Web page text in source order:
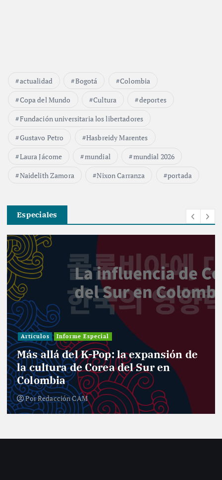
actualidad Bogotá
Colombia
Copa del Mundo
Cultura
deportes
Fundación universitaria los libertadores
Gustavo Petro
Hasbreidy Marentes
Laura Jácome
mundial
mundial 2026
Naidelith Zamora
Nixon Carranza portada
Especiales
Investigación Cultura
Informe Especial
Política Reportaje
Entre curules y violencia de género:
el desafío de las mujeres para el
nuevo Congreso
PorRedacción CAM